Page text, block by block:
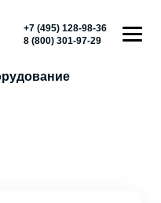
+7 (495) 128-98-36
8 (800) 301-97-29